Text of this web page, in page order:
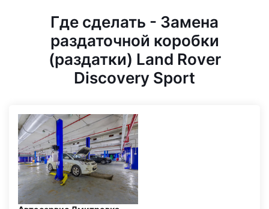
Где сделать - Замена
раздаточной коробки
(раздатки) Land Rover
Discovery Sport